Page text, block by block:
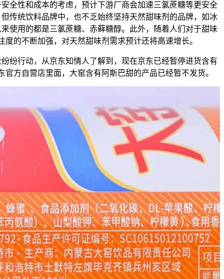
性和成本的考虑，预计下游厂商会加速三氯蔗糖等更安全
传统饮料品牌中，也不乏始终坚持天然甜味剂的品牌，如冰
使用的都是三氯蔗糖、赤藓糖醇。此外，随着人们对于甜味
度的不断加强，对天然甜味剂需求预计还将高速增长。
行动，从京东知情人了解到，现在京东已经暂停进货含有
官方自营店里面，大窑含有阿斯巴甜的产品已经暂不发货。